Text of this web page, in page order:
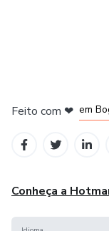
Feito com ❤ em
Conheça a